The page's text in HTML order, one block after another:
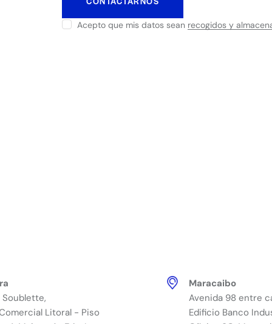
Acepto que mis datos sean recogidos y
Soublette,
Litoral - Piso
Maracaibo
Avenida 98 entre
Edificio Banco